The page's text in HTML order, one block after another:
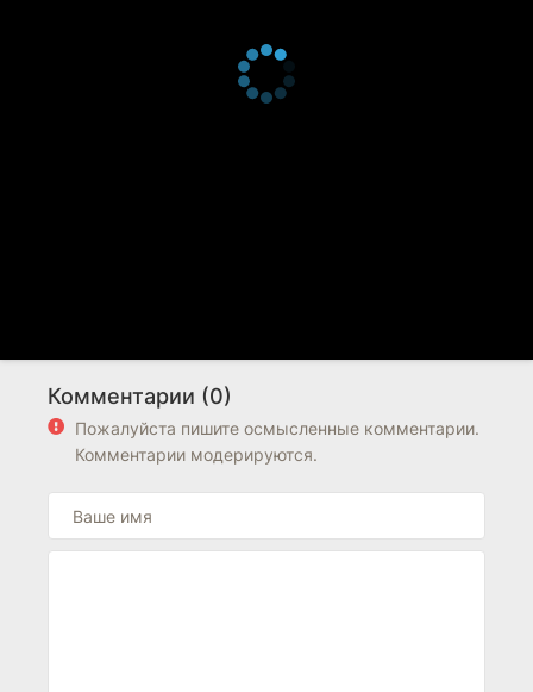
Комментарии (0)
Пожалуйста пишите осмысленные комментарии.
Комментарии модерируются.